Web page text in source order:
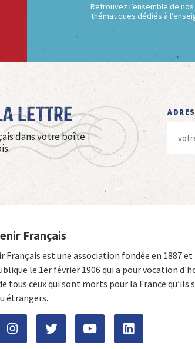
Retrouvez l’ensemble de
thématiques dédiés à
Lettre
dans votre boîte
Français
Français est une association fondée en 1887
le 1er février 1906 qui a pour vocation
tous ceux qui sont morts pour la France qu’ils
étrangers.